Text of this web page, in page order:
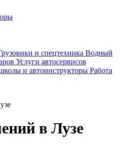
и спецтехника Водный
Услуги автосервисов
и автоинструкторы Работа
в Лузе